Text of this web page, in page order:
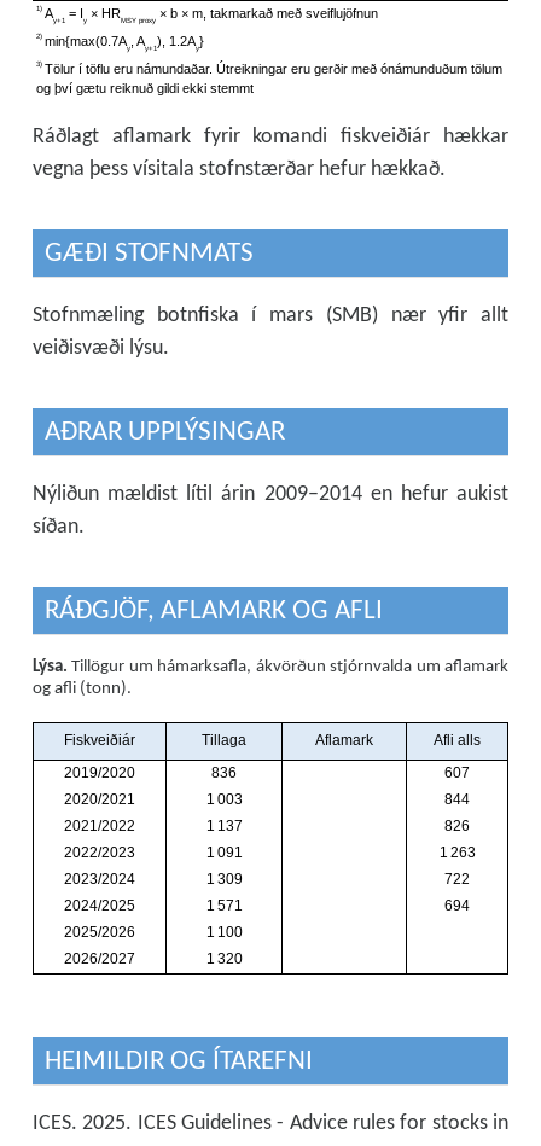
Ráðlagt aflamark fyrir komandi fiskveiðiár hækkar
vegna þess vísitala stofnstærðar hefur hækkað.
GÆÐI STOFNMATS
Stofnmæling botnfiska í mars (SMB) nær yfir allt
veiðisvæði lýsu.
AÐRAR UPPLÝSINGAR
Nýliðun mældist lítil árin 2009–2014 en hefur aukist
síðan.
RÁÐGJÖF, AFLAMARK OG AFLI
Lýsa. Tillögur um hámarksafla, ákvörðun stjórnvalda um aflamark
og afli (tonn).
HEIMILDIR OG ÍTAREFNI
ICES. 2025. ICES Guidelines - Advice rules for stocks in